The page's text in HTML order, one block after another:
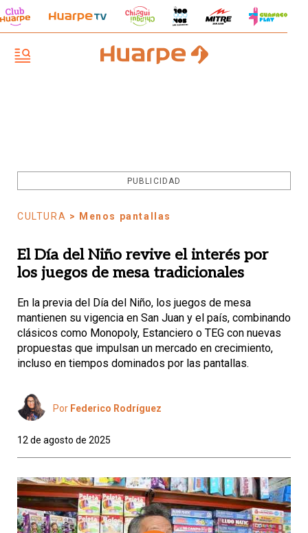
PUBLICIDAD
CULTURA > Menos pantallas
El Día del Niño revive el interés por
los juegos de mesa tradicionales
En la previa del Día del Niño, los juegos de mesa
mantienen su vigencia en San Juan y el país, combinando
clásicos como Monopoly, Estanciero o TEG con nuevas
propuestas que impulsan un mercado en crecimiento,
incluso en tiempos dominados por las pantallas.
Por Federico Rodríguez
12 de agosto de 2025